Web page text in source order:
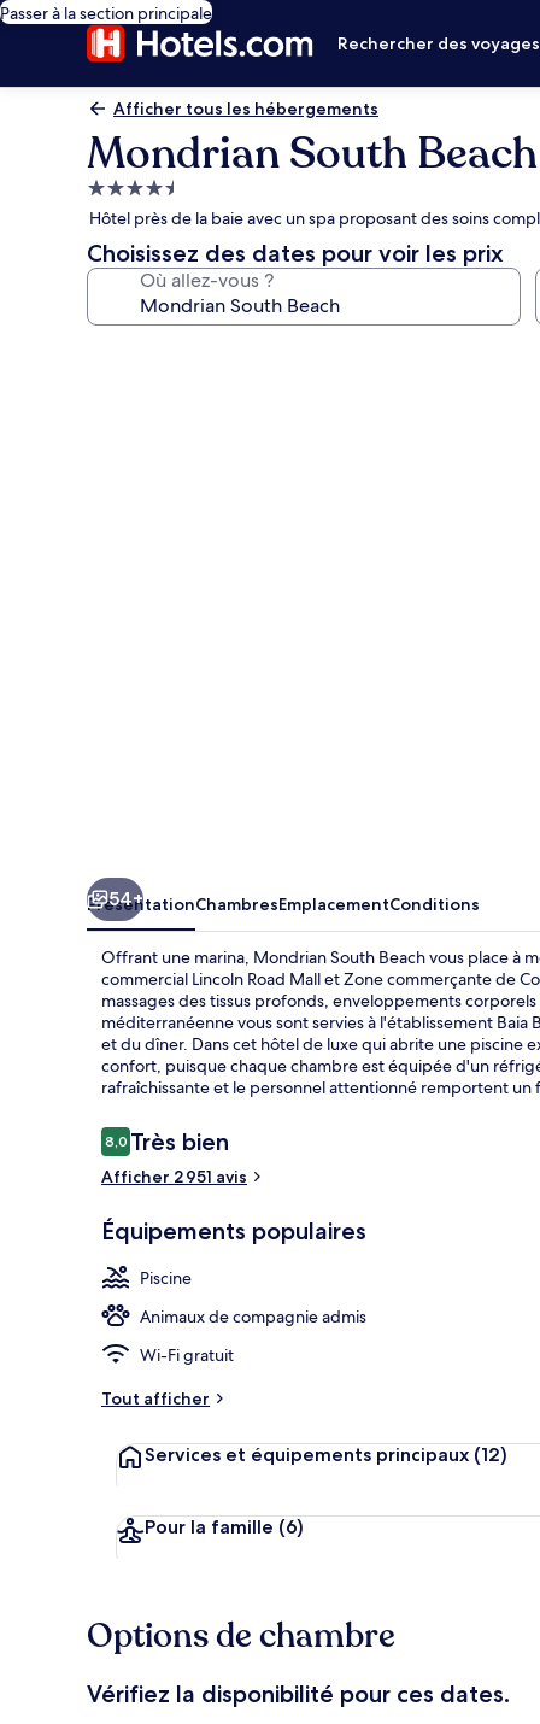
Passer à la section principale
Rechercher des voyages
Afficher tous les hébergements
Mondrian South Beach
Hébergement
4.5 étoiles
Hôtel près de la baie avec un spa proposant des soins
Choisissez des dates pour voir les prix
Où allez-vous ?
54+
PrésentationChambresEmplacementConditions
Offrant une marina, Mondrian South Beach vous place à
commercial Lincoln Road Mall et Zone commerçante de
massages des tissus profonds, enveloppements
méditerranéenne vous sont servies à l'établissement
et du dîner. Dans cet hôtel de luxe qui abrite une
confort, puisque chaque chambre est équipée d'un
rafraîchissante et le personnel attentionné remportent un
Avis
voyageurs
8,08,0 sur 10
Très bien
Afficher 2 951 avis
Équipements populaires
Piscine
Animaux de compagnie admis
Wi-Fi gratuit
Tout afficher
Services et équipements principaux (12)
Pour la famille (6)
Options de chambre
Vérifiez la disponibilité pour ces dates.